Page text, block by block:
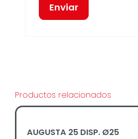
Productos relacionados
AUGUSTA 25 DISP. Ø25